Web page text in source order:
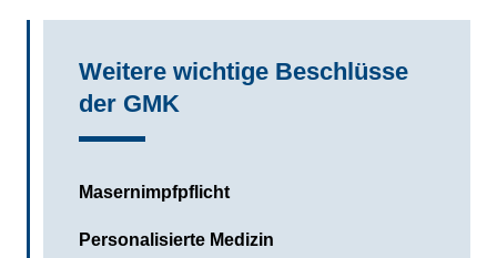
Weitere wichtige Beschlüsse
der GMK
Masernimpfpflicht
Personalisierte Medizin